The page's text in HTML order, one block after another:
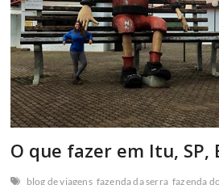
O que fazer em Itu, SP,
blog de viagens fazenda da serra fazenda